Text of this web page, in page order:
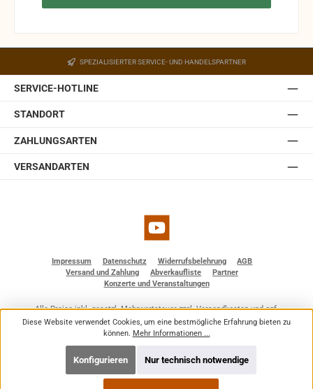
SPEZIALISIERTER SERVICE- UND HANDELSPARTNER
SERVICE-HOTLINE
STANDORT
ZAHLUNGSARTEN
VERSANDARTEN
YouTube
Impressum Datenschutz Widerrufsbelehrung
AGB
Versand und Zahlung
Abverkaufliste
Partner
Konzerte und Veranstaltungen
Alle Preise inkl. gesetzl. Mehrwertsteuer zzgl.Versandkostenund ggf.
Nachnahmegebühren, wenn nicht anders angegeben.
© 2026 BF - Dienstleistungen - Alle Rechte vorbehalten. Theme by
Diese Website verwendet Cookies, um eine bestmögliche Erfahrung bieten zu
können. Mehr Informationen ...
Nur technisch notwendige
Konfigurieren